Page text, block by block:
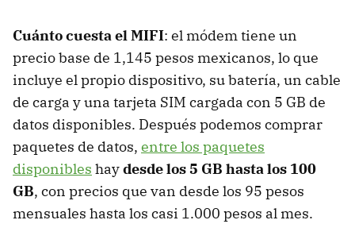
Cuánto cuesta el MIFI: el módem tiene un
precio base de 1,145 pesos mexicanos, lo que
incluye el propio dispositivo, su batería, un cable
de carga y una tarjeta SIM cargada con 5 GB de
datos disponibles. Después podemos comprar
paquetes de datos, entre los paquetes
disponibles haydesde los 5 GB hasta los 100
GB, con precios que van desde los 95 pesos
mensuales hasta los casi 1.000 pesos al mes.